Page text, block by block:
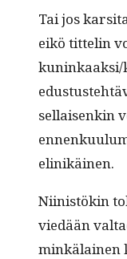
Tai jos
eikö tit­telin
kuninkaaksi/
sel­l­aisenkin
elinikäinen.
Niin­istökin
viedään
minkälainen